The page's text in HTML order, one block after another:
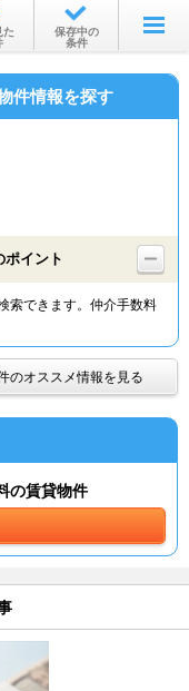
ら
ら
た
保存中の
条件
件情報を探す
ポイント
索できます。仲介手数料
のオススメ情報を見る
の賃貸物件